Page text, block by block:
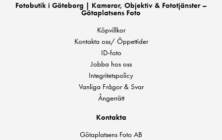
Fotobutik i Göteborg | Kameror, Objektiv & Fototjänster –
Götaplatsens Foto
Köpvillkor
Kontakta oss/ Öppettider
ID-foto
Jobba hos oss
Integritetspolicy
Vanliga Frågor & Svar
Ångerrätt
Kontakta
Götaplatsens Foto AB